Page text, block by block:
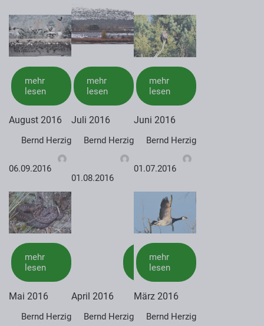
mehr
lesen
mehr
lesen
mehr
lesen
August 2016
Bernd Herzig
06.09.2016
mehr
lesen
Juli 2016
Bernd Herzig
01.08.2016
mehr
lesen
Juni 2016
Bernd Herzig
01.07.2016
mehr
lesen
Mai 2016
Bernd Herzig
April 2016
Bernd Herzig
März 2016
Bernd Herzig